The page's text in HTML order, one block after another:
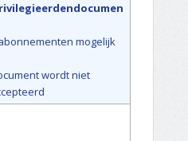
mogelijk
wordt niet